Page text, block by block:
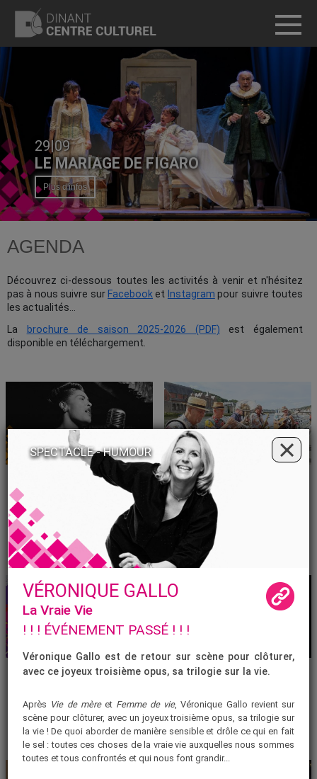
29|09
LE MARIAGE DE FIGARO
Plus d'infos
AGENDA
Découvrez ci-dessous toutes les activités à venir et n'hésitez
pas à nous suivre sur Facebook et Instagram pour suivre toutes
les actualités...
La
brochure de saison 2025-2026 (PDF) est également
disponible en téléchargement.
EXPOSITION
LA PLACE DE LA FEMME
DANS LE JAZZ
Une exposition qui célèbre les
figures féminines du jazz, à
travers près de 200 pochettes de
disques.
20|06▶ 27|09
MUSIQUE
LES DIMANCHES DE
MONSIEUR SAX 2026
Cet été, des concerts gratuits
chaque dimanche des vacances
scolaires : le rendez-vous estival
incontournable à Dinant !
23|08
INCROYABLE TALENT
offre une plongée dans l'univers
du jazz pour les 6-12 ans.
17|08 21|08
SOIRÉE MAROCAINE
soirée 100 % marocaine avec un
concert de Nashwa !
Samedi 22|08
SPECTACLE -HUMOUR ×
VÉRONIQUE GALLO
La Vraie Vie
! ! ! ÉVÉNEMENT PASSÉ ! ! !
Véronique Gallo est de retour sur scène pour clôturer,
avec ce joyeux troisième opus, sa trilogie sur la vie.
Après Vie de mèreet Femme de vie, Véronique Gallo revient sur
scène pour clôturer, avec un joyeux troisième opus, sa trilogie sur
la vie ! De quoi aborder de manière sensible et drôle ce qui en fait
le sel : toutes ces choses de la vraie vie auxquelles nous sommes
toutes et tous confrontés et qui nous font grandir...